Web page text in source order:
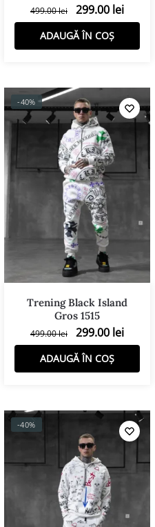
Filtreaza
499.00lei 299.00 lei
ADAUGĂ ÎN COȘ
-40%
Trening Black Island
Gros 1515
499.00lei 299.00 lei
ADAUGĂ ÎN COȘ
-40%